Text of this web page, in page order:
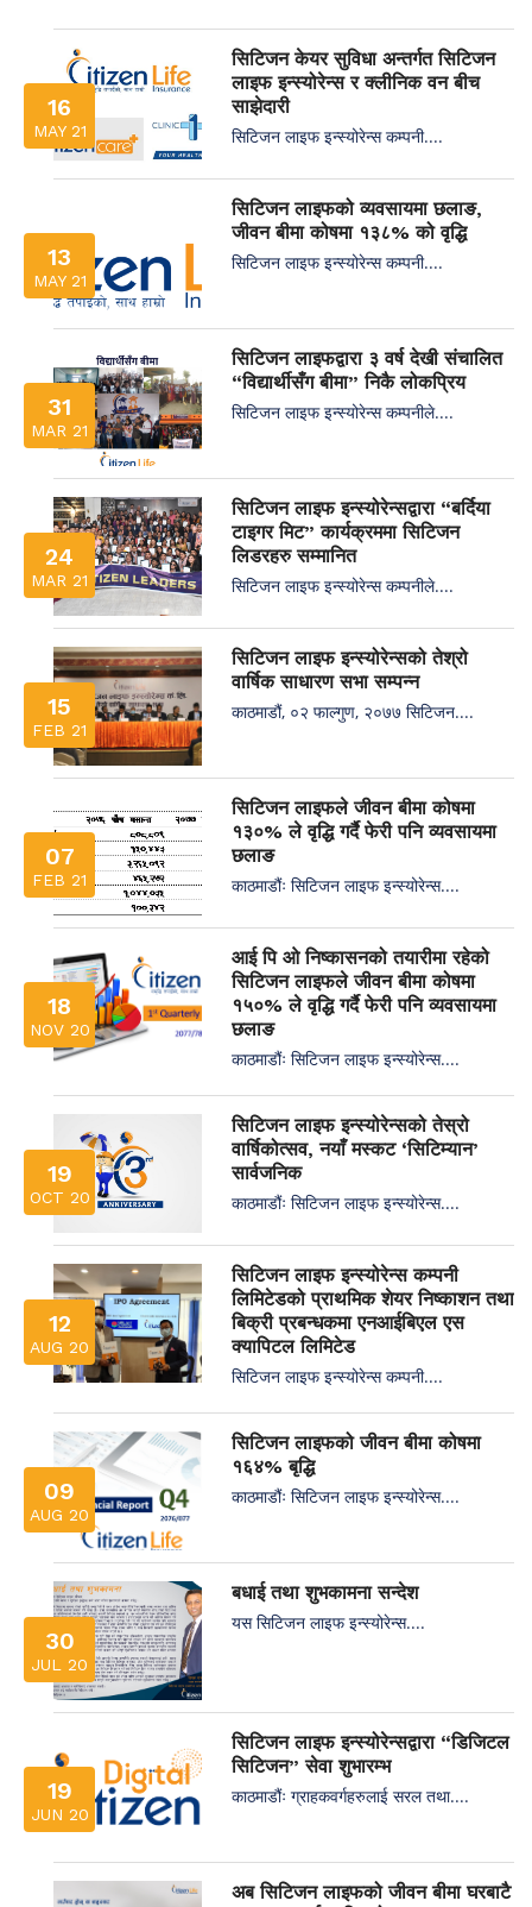
16
MAY 21
सिटिजन केयर सुविधा अन्तर्गत सिटिजन
लाइफ इन्स्योरेन्स र क्लीनिक वन बीच
साझेदारी
सिटिजन लाइफ इन्स्योरेन्स कम्पनी....
13
MAY 21
सिटिजन लाइफको व्यवसायमा छलाङ,
जीवन बीमा कोषमा १३८% को वृद्धि
सिटिजन लाइफ इन्स्योरेन्स कम्पनी....
31
MAR 21
सिटिजन लाइफद्वारा ३ वर्ष देखी संचालित
“विद्यार्थीसँग बीमा” निकै लोकप्रिय
सिटिजन लाइफ इन्स्योरेन्स कम्पनीले....
24
MAR 21
सिटिजन लाइफ इन्स्योरेन्सद्वारा “बर्दिया
टाइगर मिट” कार्यक्रममा सिटिजन
लिडरहरु सम्मानित
सिटिजन लाइफ इन्स्योरेन्स कम्पनीले....
15
FEB 21
सिटिजन लाइफ इन्स्योरेन्सको तेश्रो
वार्षिक साधारण सभा सम्पन्न
काठमाडौं, ०२ फाल्गुण, २०७७ सिटिजन....
07
FEB 21
सिटिजन लाइफले जीवन बीमा कोषमा
१३०% ले वृद्धि गर्दै फेरी पनि व्यवसायमा
छलाङ
काठमाडौंः सिटिजन लाइफ इन्स्योरेन्स....
18
NOV 20
आई पि ओ निष्कासनको तयारीमा रहेको
सिटिजन लाइफले जीवन बीमा कोषमा
१५०% ले वृद्धि गर्दै फेरी पनि व्यवसायमा
छलाङ
काठमाडौंः सिटिजन लाइफ इन्स्योरेन्स....
19
OCT 20
सिटिजन लाइफ इन्स्योरेन्सको तेस्रो
वार्षिकोत्सव, नयाँ मस्कट ‘सिटिम्यान’
सार्वजनिक
काठमाडौंः सिटिजन लाइफ इन्स्योरेन्स....
12
AUG 20
सिटिजन लाइफ इन्स्योरेन्स कम्पनी
लिमिटेडको प्राथमिक शेयर निष्काशन तथा
बिक्री प्रबन्धकमा एनआईबिएल एस
क्यापिटल लिमिटेड
सिटिजन लाइफ इन्स्योरेन्स कम्पनी....
09
AUG 20
सिटिजन लाइफको जीवन बीमा कोषमा
१६४% बृद्धि
काठमाडौंः सिटिजन लाइफ इन्स्योरेन्स....
30
JUL 20
बधाई तथा शुभकामना सन्देश
यस सिटिजन लाइफ इन्स्योरेन्स....
19
JUN 20
सिटिजन लाइफ इन्स्योरेन्सद्वारा “डिजिटल
सिटिजन” सेवा शुभारम्भ
काठमाडौंः ग्राहकवर्गहरुलाई सरल तथा....
अब सिटिजन लाइफको जीवन बीमा घरबाटै